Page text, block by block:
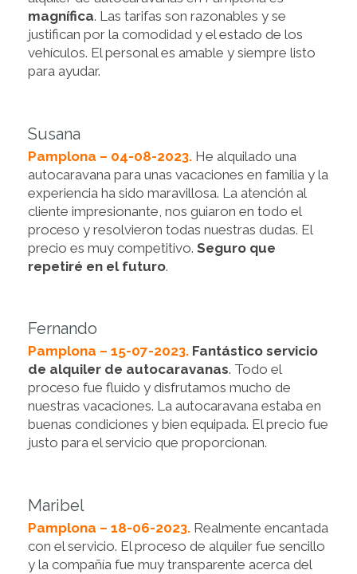
magnífica. Las tarifas son razonables y se
justifican por la comodidad y el estado de los
vehículos. El personal es amable y siempre listo
para ayudar.
Susana
Pamplona – 04-08-2023. He alquilado una
autocaravana para unas vacaciones en familia y la
experiencia ha sido maravillosa. La atención al
cliente impresionante, nos guiaron en todo el
proceso y resolvieron todas nuestras dudas. El
precio es muy competitivo. Seguro que
repetiré en el futuro.
Fernando
Pamplona – 15-07-2023. Fantástico servicio
de alquiler de autocaravanas. Todo el
proceso fue fluido y disfrutamos mucho de
nuestras vacaciones. La autocaravana estaba en
buenas condiciones y bien equipada. El precio fue
justo para el servicio que proporcionan.
Maribel
Pamplona – 18-06-2023. Realmente encantada
con el servicio. El proceso de alquiler fue sencillo
y la compañía fue muy transparente acerca del